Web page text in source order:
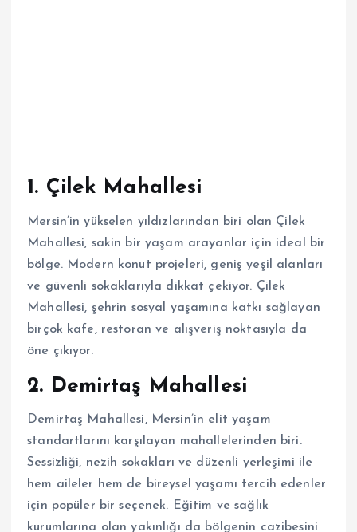
1. Çilek Mahallesi
Mersin’in yükselen yıldızlarından biri olan Çilek
Mahallesi, sakin bir yaşam arayanlar için ideal bir
bölge. Modern konut projeleri, geniş yeşil alanları
ve güvenli sokaklarıyla dikkat çekiyor. Çilek
Mahallesi, şehrin sosyal yaşamına katkı sağlayan
birçok kafe, restoran ve alışveriş noktasıyla da
öne çıkıyor.
2. Demirtaş Mahallesi
Demirtaş Mahallesi, Mersin’in elit yaşam
standartlarını karşılayan mahallelerinden biri.
Sessizliği, nezih sokakları ve düzenli yerleşimi ile
hem aileler hem de bireysel yaşamı tercih edenler
için popüler bir seçenek. Eğitim ve sağlık
kurumlarına olan yakınlığı da bölgenin cazibesini